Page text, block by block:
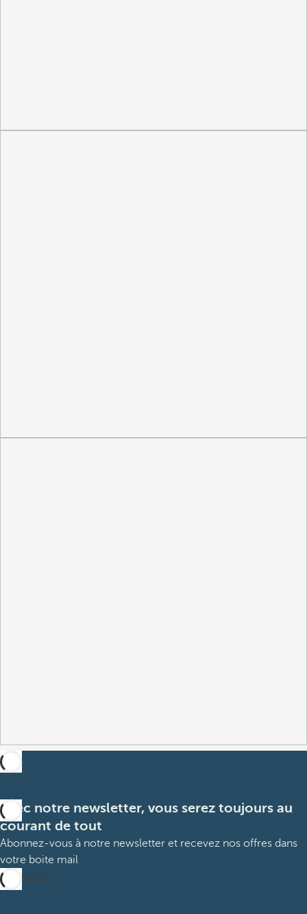
Avec notre newsletter, vous serez toujours au
courant de tout
Abonnez-vous à notre newsletter et recevez nos offres dans
votre boite mail
M’abonner